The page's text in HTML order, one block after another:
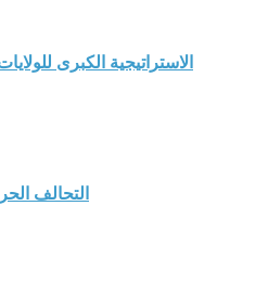
الاستراتيجية الكبرى
التحالف